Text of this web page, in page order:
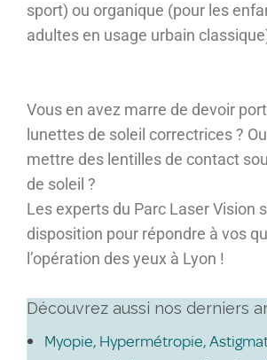
sport) ou organique (pour les
adultes en usage urbain
Vous en avez marre de devoir
lunettes de soleil correctrices ?
mettre des lentilles de contact
de soleil ?
Les experts du Parc Laser Vision
disposition pour répondre à vos
l’opération des yeux à Lyon !
Découvrez aussi nos derniers
Myopie, Hypermétropie,